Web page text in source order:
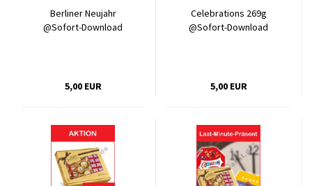
Berliner Neujahr
@Sofort-Download
5,00 EUR
Celebrations 269g
@Sofort-Download
5,00 EUR